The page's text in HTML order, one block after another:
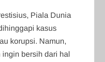
Piala Dunia
kasus
korupsi. Namun,
bersih dari hal